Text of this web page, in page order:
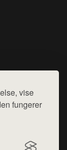
vise
fungerer
til de shops,